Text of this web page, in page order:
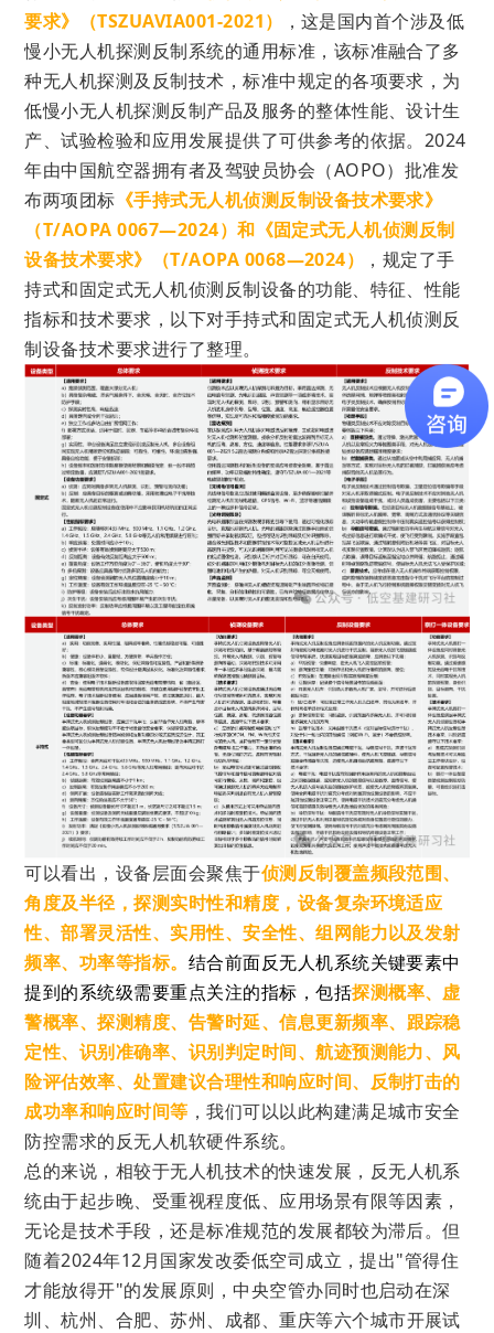
要求》 （TSZUAVIA001-2021） ， 这是国内首个涉及低
慢小无人机探测反制系统的通用标准， 该标准融合了多
种无人机探测及反制技术，标准中规定的各项要求，为
低慢小无人机探测反制产品及服务的整体性能、设计生
产、试验检验和应用发展提供了可供参考的依据。2024
年由中国航空器拥有者及驾驶员协会（AOPO）批准发
布两项团标 《手持式无人机侦测反制设备技术要求》
（T/AOPA 0067—2024）和《固定式无人机侦测反制
设备技术要求》（T/AOPA 0068—2024）
，规定了手
持式和固定式无人机侦测反制设备的功能、特征、性能
指标和技术要求，以下对手持式和固定式无人机侦测反
制设备技术要求进行了整理。
可以看出， 设备层面会聚焦于侦测反制覆盖频段范围、
角度及半径，探测实时性和精度，设备复杂环境适应
性、部署灵活性、实用性、安全性、组网能力以及发射
频率、功率等指标。 结合前面反无人机系统关键要素中
提到的系统级需要重点关注的指标，包括探测概率、虚
警概率、探测精度、告警时延、信息更新频率、跟踪稳
定性、识别准确率、识别判定时间、航迹预测能力、风
险评估效率、处置建议合理性和响应时间、 反制打击的
成功率和响应时间等 ，我们可以以此构建满足城市安全
防控需求的反无人机软硬件系统。
总的来说，相较于无人机技术的快速发展 ， 反无人机系
统由于起步晚、受重视程度低、应用场景有限等因素，
无论是技术手段，还是标准规范的发展都较为滞后。但
随着2024年12月国家发改委低空司成立，提出"管得住
才能放得开"的发展原则， 中央空管办同时也启动在深
圳、杭州、合肥、苏州、成都、重庆等六个城市开展试